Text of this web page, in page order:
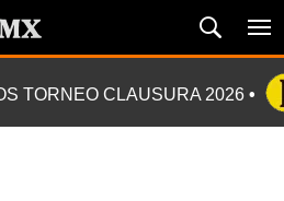
TORNEO CLAUSURA 2026